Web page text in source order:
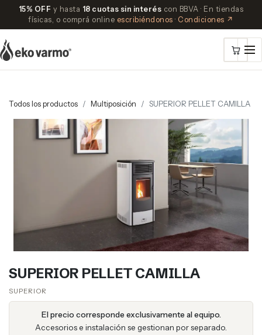
15% OFF y hasta 18 cuotas sin interés con BBVA · En tiendas
físicas, o comprá online escribiéndonos · Condiciones ↗
Todos los productos Multiposición SUPERIOR PELLET CAMILLA
SUPERIOR PELLET CAMILLA
SUPERIOR
El precio corresponde exclusivamente al equipo.
Accesorios e instalación se gestionan por separado.